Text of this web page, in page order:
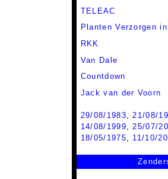
TELEAC
Planten Verzorgen
RKK
Van Dale
Countdown
Jack van der Voorn
29/08/1983,21/08/
14/08/1999,25/07/
18/05/1975, 11/10/